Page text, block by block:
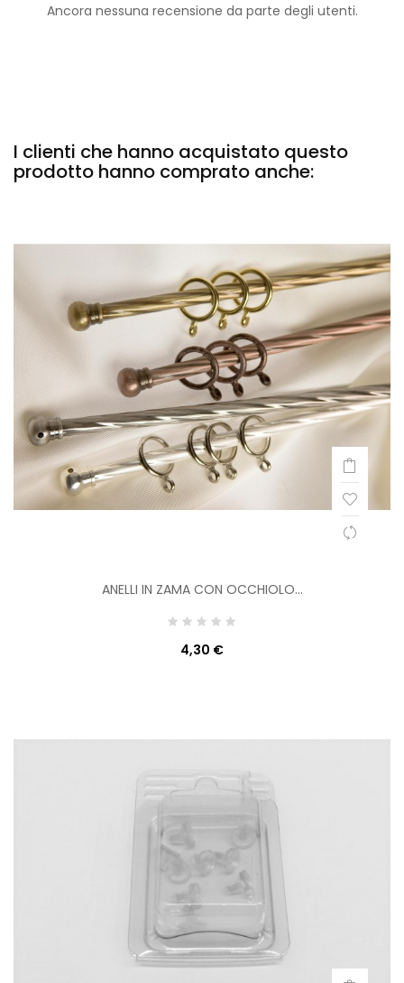
Ancora nessuna recensione da parte degli utenti.
I clienti che hanno acquistato questo
prodotto hanno comprato anche:
ANELLI IN ZAMA CON OCCHIOLO...
4,30 €